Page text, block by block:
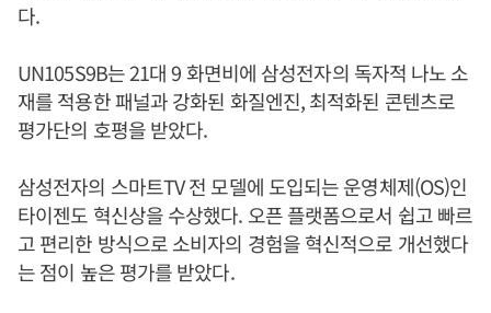
다.
UN105S9B는 21대 9 화면비에 삼성전자의 독자적 나노 소
재를 적용한 패널과 강화된 화질엔진, 최적화된 콘텐츠로
평가단의 호평을 받았다.
삼성전자의 스마트TV 전 모델에 도입되는 운영체제(OS)인
타이젠도 혁신상을 수상했다. 오픈 플랫폼으로서 쉽고 빠르
고 편리한 방식으로 소비자의 경험을 혁신적으로 개선했다
는 점이 높은 평가를 받았다.